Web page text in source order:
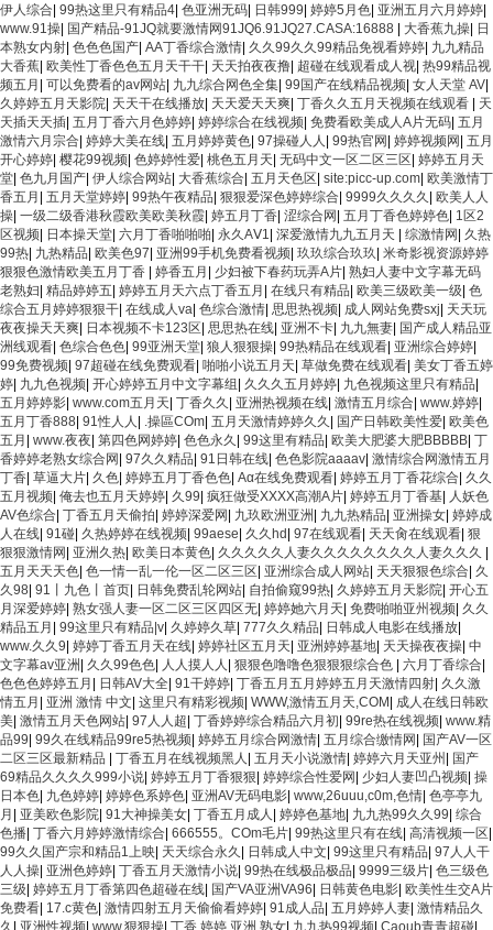
伊人综合| 99热这里只有精品4| 色亚洲无码| 日韩999| 婷婷5月色| 亚洲五月六月婷婷|
www.91操| 国产精品-91JQ就要激情网91JQ6.91JQ27.CASA:16888 | 大香蕉九操| 日
本熟女内射| 色色色国产| AA丁香综合激情| 久久99久久99精品免视看婷婷| 九九精品
大香蕉| 欧美性丁香色色五月天干干| 天天拍夜夜撸| 超碰在线观看成人视| 热99精品视
频五月 | 可以免费看的av网站| 九九综合网色全集| 99国产在线精品视频| 女人天堂 AV|
久婷婷五月天影院| 天天干在线播放| 天天爱天天爽| 丁香久久五月天视频在线观看 | 天
天插天天插| 五月丁香六月色婷婷| 婷婷综合在线视频| 免费看欧美成人A片无码| 五月
激情六月宗合| 婷婷大美在线| 五月婷婷黄色| 97操碰人人 | 99热官网| 婷婷视频网| 五月
开心婷婷| 樱花99视频| 色婷婷性爱| 桃色五月天| 无码中文一区二区三区| 婷婷五月天
堂| 色九月国产| 伊人综合网站| 大香蕉综合| 五月天色区| site:picc-up.com| 欧美激情丁
香五月 | 五月天堂婷婷| 99热午夜精品| 狠狠爱深色婷婷综合| 9999久久久久 | 欧美人人
操| 一级二级香港秋霞欧美欧美秋霞| 婷五月丁香| 涩综合网| 五月丁香色婷婷色| 1区2
区视频| 日本操天堂| 六月丁香啪啪啪| 永久AⅤ1 | 深爱激情九九五月天 | 综激情网| 久热
99热| 九热精品| 欧美色97| 亚洲99手机免费看视频| 玖玖综合玖玖 | 米奇影视资源婷婷
狠狠色激情欧美五月丁香 | 婷香五月 | 少妇被下春药玩弄A片| 熟妇人妻中文字幕无码
老熟妇| 精品婷婷五| 婷婷五月天六点丁香五月 | 在线只有精品| 欧美三级欧美一级| 色
综合五月婷婷狠狠干| 在线成人va| 色综合激情| 思思热视频| 成人网站免费sxj| 天天玩
夜夜操天天爽| 日本视频不卡123区| 思思热在线| 亚洲不卡| 九九無妻| 国产成人精品亚
洲线观看| 色综合色色| 99亚洲天堂| 狼人狠狠操| 99热精品在线观看| 亚洲综合婷婷|
99免费视频| 97超碰在线免费观看| 啪啪小说五月天| 草做免费在线观看| 美女丁香五婷
婷| 九九色视频| 开心婷婷五月中文字幕组| 久久久五月婷婷| 九色视频这里只有精品|
五月婷婷影| www.com五月天| 丁香久久 | 亚洲热视频在线| 激情五月综合| www.婷婷|
五月丁香888| 91性人人 | .操區COm| 五月天激情婷婷久久 | 国产日韩欧美性爱| 欧美色
五月 | www.夜夜| 第四色网婷婷| 色色永久 | 99这里有精品| 欧美大肥婆大肥BBBBB| 丁
香婷婷老熟女综合网| 97久久精品| 91日韩在线| 色色影院aaaav| 激情综合网激情五月
丁香| 草逼大片| 久色| 婷婷五月丁香色色| Aα在线免费观看| 婷婷五月丁香花综合| 久久
五月视频| 俺去也五月天婷婷| 久99| 疯狂做受XXXX高潮A片| 婷婷五月丁香基| 人妖色
AV色综合| 丁香五月天偷拍| 婷婷深爱网| 九玖欧洲亚洲 | 九九热精品| 亚洲操女| 婷婷成
人在线| 91碰| 久热婷婷在线视频| 99aese| 久久hd| 97在线观看| 天天肏在线观看| 狠
狠狠激情网| 亚洲久热| 欧美日本黄色| 久久久久久人妻久久久久久久久久人妻久久久 |
五月天天天色| 色一情一乱一伦一区二区三区| 亚洲综合成人网站| 天天狠狠色综合| 久
久98| 91丨九色丨首页| 日韩免费乱轮网站| 自拍偷窥99热| 久婷婷五月天影院| 开心五
月深爱婷婷| 熟女强人妻一区二区三区四区无| 婷婷她六月天| 免费啪啪亚州视频| 久久
精品五月 | 99这里只有精品|v| 久婷婷久草| 777久久精品| 日韩成人电影在线播放|
www.久久9| 婷婷丁香五月天在线| 婷婷社区五月天| 亚洲婷婷基地| 天天操夜夜操| 中
文字幕av亚洲 | 久久99色色| 人人摸人人 | 狠狠色噜噜色狠狠狠综合色 | 六月丁香综合|
色色色婷婷五月 | 日韩AV大全| 91干婷婷| 丁香五月五月婷婷五月天激情四射| 久久激
情五月 | 亚洲 激情 中文| 这里只有精彩视频| WWW,激情五月天,COM| 成人在线日韩欧
美| 激情五月天色网站| 97人人超| 丁香婷婷综合精品六月初| 99re热在线视频| www.精
品99| 99久在线精品99re5热视频| 婷婷五月综合网激情| 五月综合缴情网| 国产AV一区
二区三区最新精品 | 丁香五月在线视频黑人 | 五月天小说激情| 婷婷六月天亚州 | 国产
69精品久久久久999小说| 婷婷五月丁香狠狠| 婷婷综合性爱网| 少妇人妻凹凸视频| 操
日本色| 九色婷婷| 婷婷色系婷色| 亚洲AV无码电影| www,26uuu,c0m,色情| 色亭亭九
月 | 亚美欧色影院| 91大神操美女| 丁香五月成人 | 婷婷色基地| 九九热99久久99| 综合
色播| 丁香六月婷婷激情综合| 666555。COm毛片| 99热这里只有在线| 高清视频一区|
99久久国产宗和精品1上映| 天天综合永久 | 日韩成人中文| 99这里只有精品| 97人人干
人人操| 亚洲色婷婷| 丁香五月天激情小说| 99热在线极品极品| 9999三级片| 色三级色
三级| 婷婷五月丁香第四色超碰在线| 国产VA亚洲VA96| 日韩黄色电影| 欧美性生交A片
免费看| 17.c黄色| 激情四射五月天偷偷看婷婷| 91成人品| 五月婷婷人妻| 激情精品久
久 | 亚洲性视频| www.狠狠操| 丁香 婷婷 亚洲 熟女| 九九热99视频| Caoub青青超碰|